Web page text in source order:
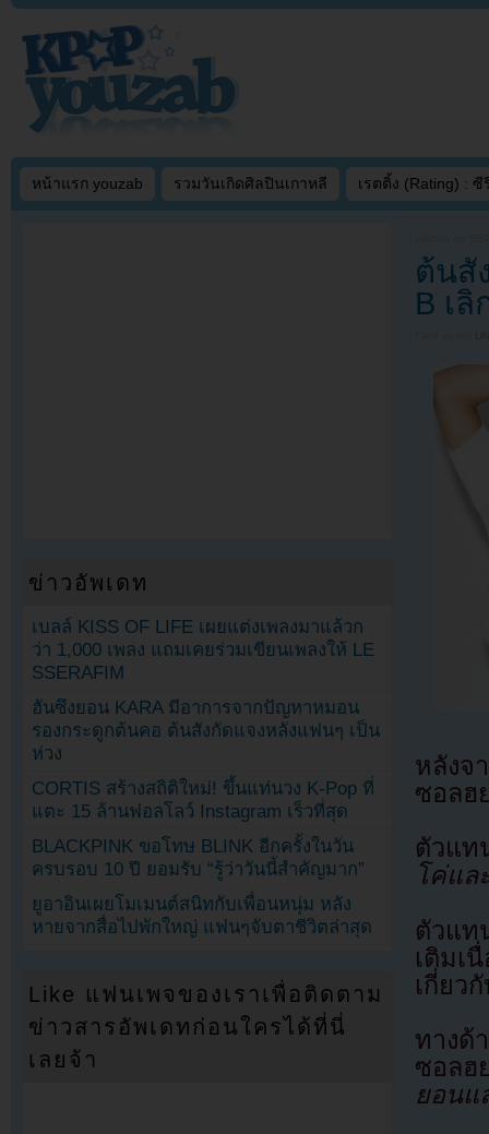
หน้าแรก youzab รวมวันเกิดศิลปินเกาหลี เรตติ้ง (Rating) : ซี
ต้นสั
B เ
หลังจ
ซอลฮ
ตัวแท
โค่แล
ตัวแท
เติมเ
เกี่ยว
ทางด้
ซอล
ยอนแ
ข่าวอัพเดท
เบลล์ KISS OF LIFE เผยแต่งเพลงมาแล้วก
ว่า 1,000 เพลง แถมเคยร่วมเขียนเพลงให้ LE
SSERAFIM
ฮันซึงยอน KARA มีอาการจากปัญหาหมอน
รองกระดูกต้นคอ ต้นสังกัดแจงหลังแฟนๆ เป็น
ห่วง
CORTIS สร้างสถิติใหม่! ขึ้นแท่นวง K-Pop ที่
แตะ 15 ล้านฟอลโลว์ Instagram เร็วที่สุด
BLACKPINK ขอโทษ BLINK อีกครั้งในวัน
ครบรอบ 10 ปี ยอมรับ “รู้ว่าวันนี้สำคัญมาก”
ยูอาอินเผยโมเมนต์สนิทกับเพื่อนหนุ่ม หลัง
หายจากสื่อไปพักใหญ่ แฟนๆจับตาชีวิตล่าสุด
Like แฟนเพจของเราเพื่อติดตาม
ข่าวสารอัพเดทก่อนใครได้ที่นี่
เลยจ้า